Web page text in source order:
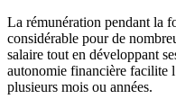
La rémunération pendant la
considérable pour de
salaire tout en développant
autonomie financière facilite
plusieurs mois ou années.